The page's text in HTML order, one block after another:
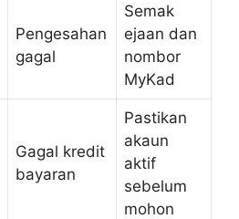
Pengesahan
gagal
Semak
ejaan dan
nombor
MyKad
Gagal kredit
bayaran
Pastikan
akaun
aktif
sebelum
mohon